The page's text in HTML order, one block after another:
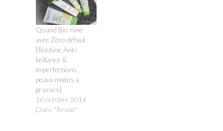
Quand Bio rime
avec Zéro défaut
[Routine Anti-
brillance &
imperfections,
peaux mixtes à
grasses]
16 octobre 2014
Dans "Revue"